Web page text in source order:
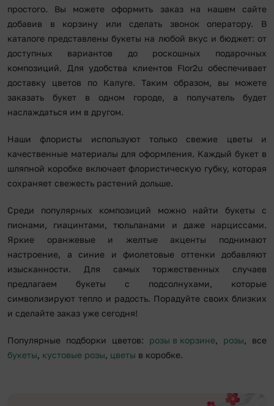
простого. Вы можете оформить заказ на нашем сайте
добавив в корзину или сделать звонок оператору. В
каталоге представлены букеты на любой вкус и бюджет: от
доступных вариантов до роскошных подарочных
композиций. Для удобства клиентов Flor2u обеспечивает
доставку цветов по Калуге. Таким образом, вы можете
заказать букет в одном городе, а получатель будет
наслаждаться им в другом.
Наши флористы используют только свежие цветы и
качественные материалы для оформления. Каждый букет в
шляпной коробке включает флористическую губку, которая
сохраняет свежесть растений дольше.
Среди популярных композиций можно найти букеты с
пионами, гиацинтами, тюльпанами и даже нарциссами.
Яркие оранжевые и желтые акценты поднимают
настроение, а синие и фиолетовые оттенки добавляют
изысканности. Для самых торжественных случаев
предлагаем букеты с подсолнухами, которые
символизируют тепло и радость. Порадуйте своих близких
и сделайте заказ уже сегодня!
Популярные подборки цветов: розы в корзине, розы, все
букеты, кустовые розы, цветы в коробке.